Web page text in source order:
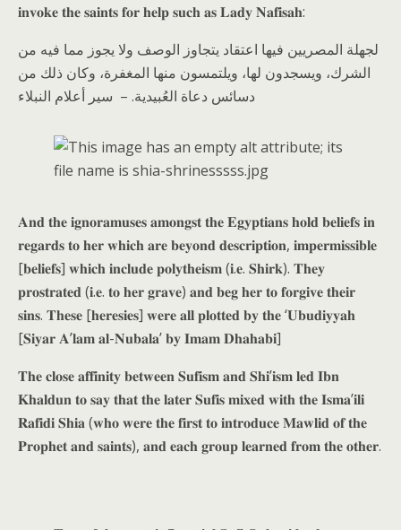
𝐢𝐧𝐯𝐨𝐤𝐞 𝐭𝐡𝐞 𝐬𝐚𝐢𝐧𝐭𝐬 𝐟𝐨𝐫 𝐡𝐞𝐥𝐩 𝐬𝐮𝐜𝐡 𝐚𝐬 𝐋𝐚𝐝𝐲 𝐍𝐚𝐟𝐢𝐬𝐚𝐡:
لجهلة المصريين فيها اعتقاد يتجاوز الوصف ولا يجوز مما فيه من
الشرك، ويسجدون لها، ويلتمسون منها المغفرة، وكان ذلك من
دسائس دعاة العُبيدية. – سير أعلام النبلاء
𝐀𝐧𝐝 𝐭𝐡𝐞 𝐢𝐠𝐧𝐨𝐫𝐚𝐦𝐮𝐬𝐞𝐬 𝐚𝐦𝐨𝐧𝐠𝐬𝐭 𝐭𝐡𝐞 𝐄𝐠𝐲𝐩𝐭𝐢𝐚𝐧𝐬 𝐡𝐨𝐥𝐝 𝐛𝐞𝐥𝐢𝐞𝐟𝐬 𝐢𝐧
𝐫𝐞𝐠𝐚𝐫𝐝𝐬 𝐭𝐨 𝐡𝐞𝐫 𝐰𝐡𝐢𝐜𝐡 𝐚𝐫𝐞 𝐛𝐞𝐲𝐨𝐧𝐝 𝐝𝐞𝐬𝐜𝐫𝐢𝐩𝐭𝐢𝐨𝐧, 𝐢𝐦𝐩𝐞𝐫𝐦𝐢𝐬𝐬𝐢𝐛𝐥𝐞
[𝐛𝐞𝐥𝐢𝐞𝐟𝐬] 𝐰𝐡𝐢𝐜𝐡 𝐢𝐧𝐜𝐥𝐮𝐝𝐞 𝐩𝐨𝐥𝐲𝐭𝐡𝐞𝐢𝐬𝐦 (𝐢.𝐞. 𝐒𝐡𝐢𝐫𝐤). 𝐓𝐡𝐞𝐲
𝐩𝐫𝐨𝐬𝐭𝐫𝐚𝐭𝐞𝐝 (𝐢.𝐞. 𝐭𝐨 𝐡𝐞𝐫 𝐠𝐫𝐚𝐯𝐞) 𝐚𝐧𝐝 𝐛𝐞𝐠 𝐡𝐞𝐫 𝐭𝐨 𝐟𝐨𝐫𝐠𝐢𝐯𝐞 𝐭𝐡𝐞𝐢𝐫
𝐬𝐢𝐧𝐬. 𝐓𝐡𝐞𝐬𝐞 [𝐡𝐞𝐫𝐞𝐬𝐢𝐞𝐬] 𝐰𝐞𝐫𝐞 𝐚𝐥𝐥 𝐩𝐥𝐨𝐭𝐭𝐞𝐝 𝐛𝐲 𝐭𝐡𝐞 ‘𝐔𝐛𝐮𝐝𝐢𝐲𝐲𝐚𝐡
[𝐒𝐢𝐲𝐚𝐫 𝐀’𝐥𝐚𝐦 𝐚𝐥-𝐍𝐮𝐛𝐚𝐥𝐚’ 𝐛𝐲 𝐈𝐦𝐚𝐦 𝐃𝐡𝐚𝐡𝐚𝐛𝐢]
𝐓𝐡𝐞 𝐜𝐥𝐨𝐬𝐞 𝐚𝐟𝐟𝐢𝐧𝐢𝐭𝐲 𝐛𝐞𝐭𝐰𝐞𝐞𝐧 𝐒𝐮𝐟𝐢𝐬𝐦 𝐚𝐧𝐝 𝐒𝐡𝐢’𝐢𝐬𝐦 𝐥𝐞𝐝 𝐈𝐛𝐧
𝐊𝐡𝐚𝐥𝐝𝐮𝐧 𝐭𝐨 𝐬𝐚𝐲 𝐭𝐡𝐚𝐭 𝐭𝐡𝐞 𝐥𝐚𝐭𝐞𝐫 𝐒𝐮𝐟𝐢𝐬 𝐦𝐢𝐱𝐞𝐝 𝐰𝐢𝐭𝐡 𝐭𝐡𝐞 𝐈𝐬𝐦𝐚’𝐢𝐥𝐢
𝐑𝐚𝐟𝐢𝐝𝐢 𝐒𝐡𝐢𝐚 (𝐰𝐡𝐨 𝐰𝐞𝐫𝐞 𝐭𝐡𝐞 𝐟𝐢𝐫𝐬𝐭 𝐭𝐨 𝐢𝐧𝐭𝐫𝐨𝐝𝐮𝐜𝐞 𝐌𝐚𝐰𝐥𝐢𝐝 𝐨𝐟 𝐭𝐡𝐞
𝐏𝐫𝐨𝐩𝐡𝐞𝐭 𝐚𝐧𝐝 𝐬𝐚𝐢𝐧𝐭𝐬), 𝐚𝐧𝐝 𝐞𝐚𝐜𝐡 𝐠𝐫𝐨𝐮𝐩 𝐥𝐞𝐚𝐫𝐧𝐞𝐝 𝐟𝐫𝐨𝐦 𝐭𝐡𝐞 𝐨𝐭𝐡𝐞𝐫.